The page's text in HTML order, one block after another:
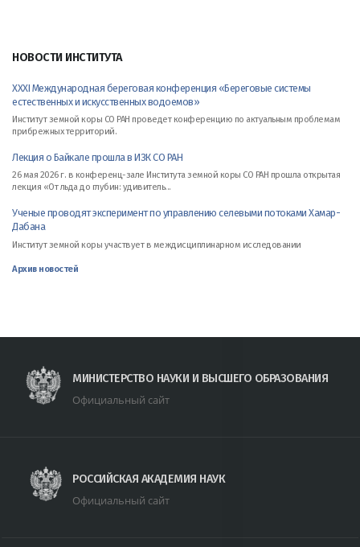
НОВОСТИ ИНСТИТУТА
XXXI Международная береговая конференция «Береговые системы
естественных и искусственных водоемов»
Институт земной коры СО РАН проведет конференцию по актуальным проблемам
прибрежных территорий.
Лекция о Байкале прошла в ИЗК СО РАН
26 мая 2026 г. в конференц-зале Института земной коры СО РАН прошла открытая
лекция «От льда до глубин: удивитель...
Ученые проводят эксперимент по управлению селевыми потоками Хамар-
Дабана
Институт земной коры участвует в междисциплинарном исследовании
Архив новостей
МИНИСТЕРСТВО НАУКИ И ВЫСШЕГО ОБРАЗОВАНИЯ
Официальный сайт
РОССИЙСКАЯ АКАДЕМИЯ НАУК
Официальный сайт